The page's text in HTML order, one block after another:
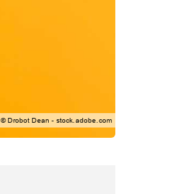
© Drobot Dean - stock.adobe.com